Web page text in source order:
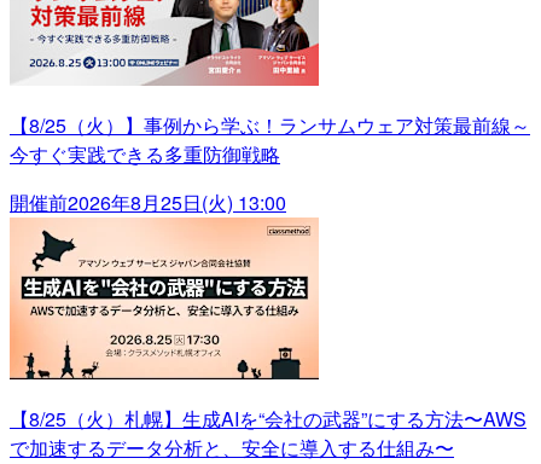
【8/25（火）】事例から学ぶ！ランサムウェア対策最前線～
今すぐ実践できる多重防御戦略
開催前2026年8月25日(火) 13:00
【8/25（火）札幌】生成AIを“会社の武器”にする方法〜AWS
で加速するデータ分析と、安全に導入する仕組み〜